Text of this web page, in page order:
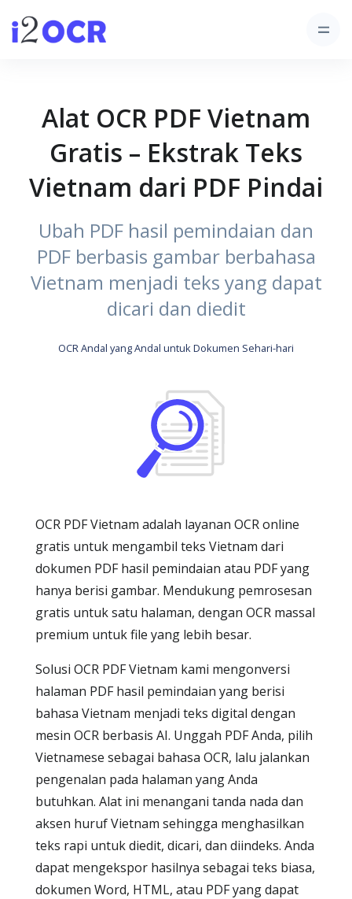
Alat OCR PDF Vietnam
Gratis – Ekstrak Teks
Vietnam dari PDF Pindai
Ubah PDF hasil pemindaian dan
PDF berbasis gambar berbahasa
Vietnam menjadi teks yang dapat
dicari dan diedit
OCR Andal yang Andal untuk Dokumen Sehari-hari
OCR PDF Vietnam adalah layanan OCR online
gratis untuk mengambil teks Vietnam dari
dokumen PDF hasil pemindaian atau PDF yang
hanya berisi gambar. Mendukung pemrosesan
gratis untuk satu halaman, dengan OCR massal
premium untuk file yang lebih besar.
Solusi OCR PDF Vietnam kami mengonversi
halaman PDF hasil pemindaian yang berisi
bahasa Vietnam menjadi teks digital dengan
mesin OCR berbasis AI. Unggah PDF Anda, pilih
Vietnamese sebagai bahasa OCR, lalu jalankan
pengenalan pada halaman yang Anda
butuhkan. Alat ini menangani tanda nada dan
aksen huruf Vietnam sehingga menghasilkan
teks rapi untuk diedit, dicari, dan diindeks. Anda
dapat mengekspor hasilnya sebagai teks biasa,
dokumen Word, HTML, atau PDF yang dapat